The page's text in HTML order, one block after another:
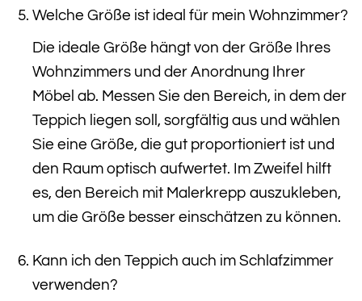
Welche Größe ist ideal für mein Wohnzimmer?
Die ideale Größe hängt von der Größe Ihres
Wohnzimmers und der Anordnung Ihrer
Möbel ab. Messen Sie den Bereich, in dem der
Teppich liegen soll, sorgfältig aus und wählen
Sie eine Größe, die gut proportioniert ist und
den Raum optisch aufwertet. Im Zweifel hilft
es, den Bereich mit Malerkrepp auszukleben,
um die Größe besser einschätzen zu können.
Kann ich den Teppich auch im Schlafzimmer
verwenden?